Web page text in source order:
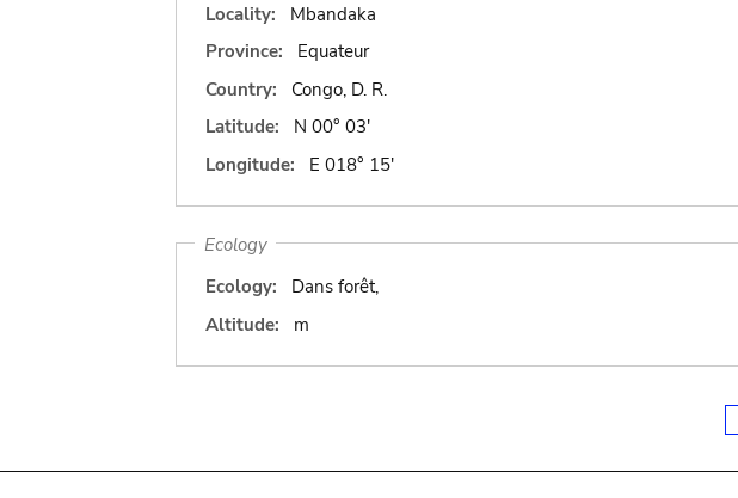
Locality:
Mbandaka
Province:
Equateur
Country:
Congo, D. R.
Latitude:
N 00° 03'
Longitude:
E 018° 15'
Ecology
Ecology:
Dans forêt,
Altitude:
m